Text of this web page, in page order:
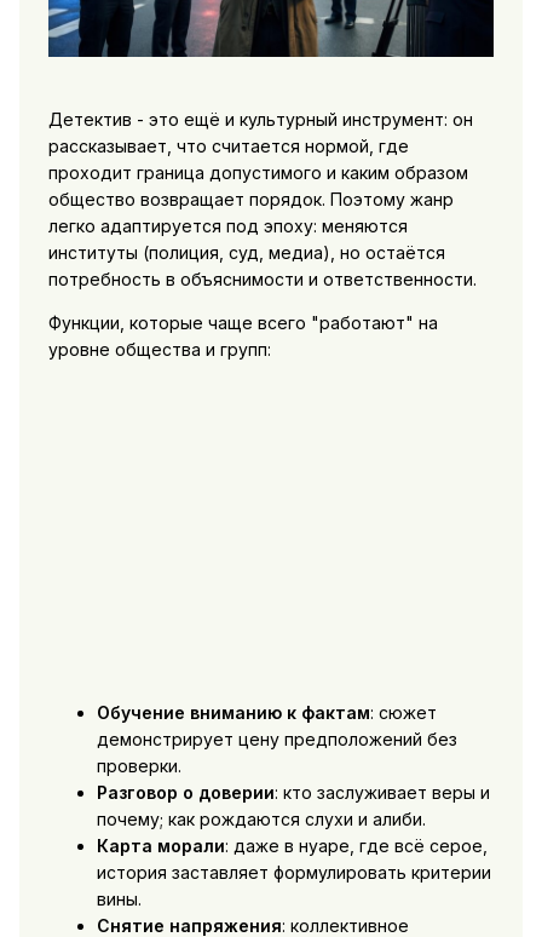
Детектив - это ещё и культурный инструмент: он
рассказывает, что считается нормой, где
проходит граница допустимого и каким образом
общество возвращает порядок. Поэтому жанр
легко адаптируется под эпоху: меняются
институты (полиция, суд, медиа), но остаётся
потребность в объяснимости и ответственности.
Функции, которые чаще всего "работают" на
уровне общества и групп:
Обучение вниманию к фактам: сюжет
демонстрирует цену предположений без
проверки.
Разговор о доверии: кто заслуживает веры и
почему; как рождаются слухи и алиби.
Карта морали: даже в нуаре, где всё серое,
история заставляет формулировать критерии
вины.
Снятие напряжения: коллективное